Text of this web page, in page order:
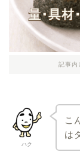
記事内
ハク
こ
は